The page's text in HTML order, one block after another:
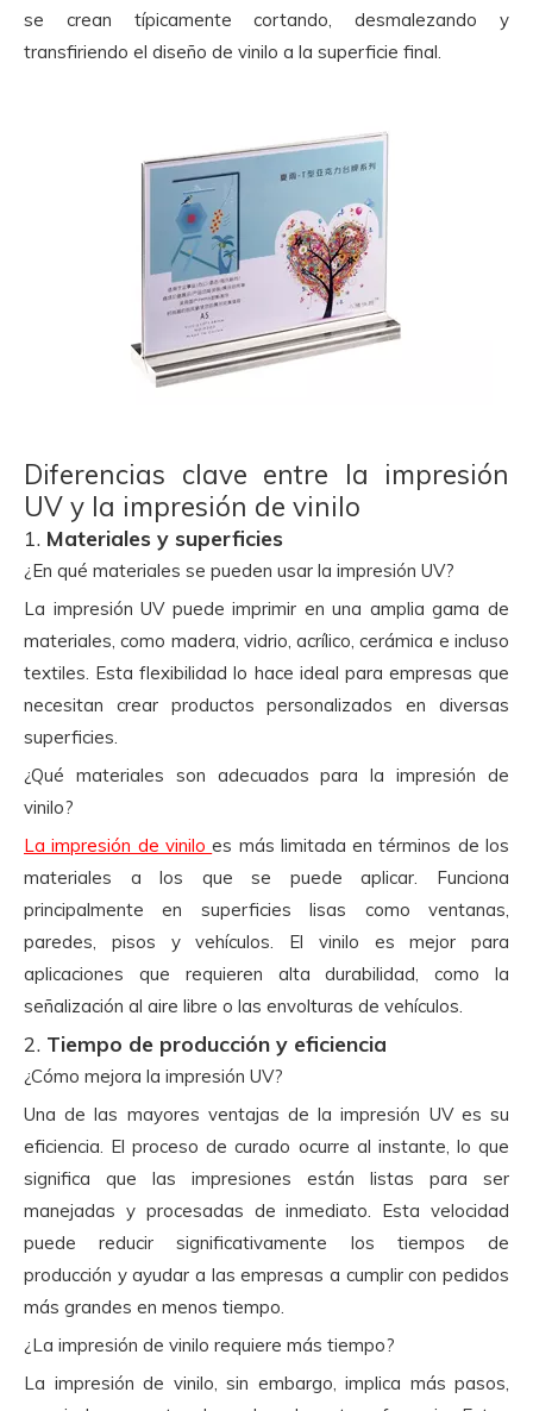
se crean típicamente cortando, desmalezando y
transfiriendo el diseño de vinilo a la superficie final.
Diferencias clave entre la impresión
UV y la impresión de vinilo
1. Materiales y superficies
¿En qué materiales se pueden usar la impresión UV?
La impresión UV puede imprimir en una amplia gama de
materiales, como madera, vidrio, acrílico, cerámica e incluso
textiles. Esta flexibilidad lo hace ideal para empresas que
necesitan crear productos personalizados en diversas
superficies.
¿Qué materiales son adecuados para la impresión de
vinilo?
La impresión de viniloes más limitada en términos de los
materiales a los que se puede aplicar. Funciona
principalmente en superficies lisas como ventanas,
paredes, pisos y vehículos. El vinilo es mejor para
aplicaciones que requieren alta durabilidad, como la
señalización al aire libre o las envolturas de vehículos.
2. Tiempo de producción y eficiencia
¿Cómo mejora la impresión UV?
Una de las mayores ventajas de la impresión UV es su
eficiencia. El proceso de curado ocurre al instante, lo que
significa que las impresiones están listas para ser
manejadas y procesadas de inmediato. Esta velocidad
puede reducir significativamente los tiempos de
producción y ayudar a las empresas a cumplir con pedidos
más grandes en menos tiempo.
¿La impresión de vinilo requiere más tiempo?
La impresión de vinilo, sin embargo, implica más pasos,